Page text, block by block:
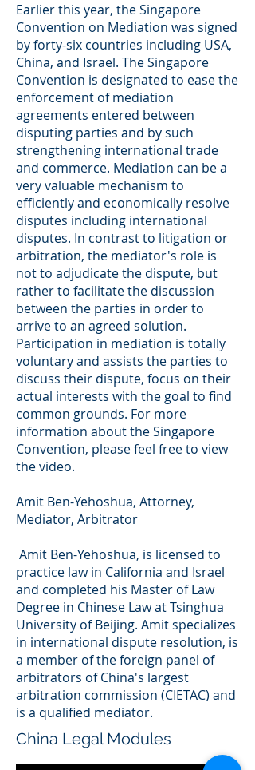
Earlier this year, the Singapore
Convention on Mediation was signed
by forty-six countries including USA,
China, and Israel. The Singapore
Convention is designated to ease the
enforcement of mediation
agreements entered between
disputing parties and by such
strengthening international trade
and commerce. Mediation can be a
very valuable mechanism to
efficiently and economically resolve
disputes including international
disputes. In contrast to litigation or
arbitration, the mediator's role is
not to adjudicate the dispute, but
rather to facilitate the discussion
between the parties in order to
arrive to an agreed solution.
Participation in mediation is totally
voluntary and assists the parties to
discuss their dispute, focus on their
actual interests with the goal to find
common grounds. For more
information about the Singapore
Convention, please feel free to view
the video.
Amit Ben-Yehoshua, Attorney,
Mediator, Arbitrator
Amit Ben-Yehoshua, is licensed to
practice law in California and Israel
and completed his Master of Law
Degree in Chinese Law at Tsinghua
University of Beijing. Amit specializes
in international dispute resolution, is
a member of the foreign panel of
arbitrators of China's largest
arbitration commission (CIETAC) and
is a qualified mediator.
China Legal Modules